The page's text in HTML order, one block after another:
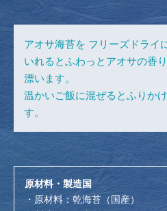
アオサ海苔を フリーズドライ
いれるとふわっとアオサの香
漂います。
温かいご飯に混ぜるとふりか
す。
原材料・製造国
・原材料：乾海苔（国産）